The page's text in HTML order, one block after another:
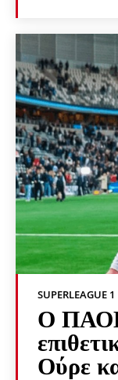
SUPERLEAGUE 1
Ο ΠΑΟΚ
Ούρε